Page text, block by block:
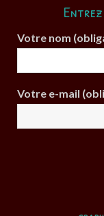
Votre nom
Votre e-mail